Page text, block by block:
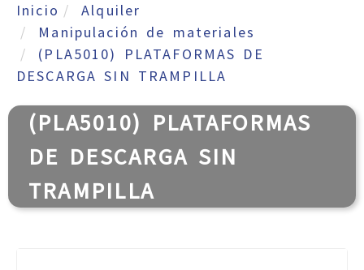
Inicio
Alquiler
Manipulación de materiales
(PLA5010) PLATAFORMAS DE
DESCARGA SIN TRAMPILLA
(PLA5010) PLATAFORMAS
DE DESCARGA SIN
TRAMPILLA